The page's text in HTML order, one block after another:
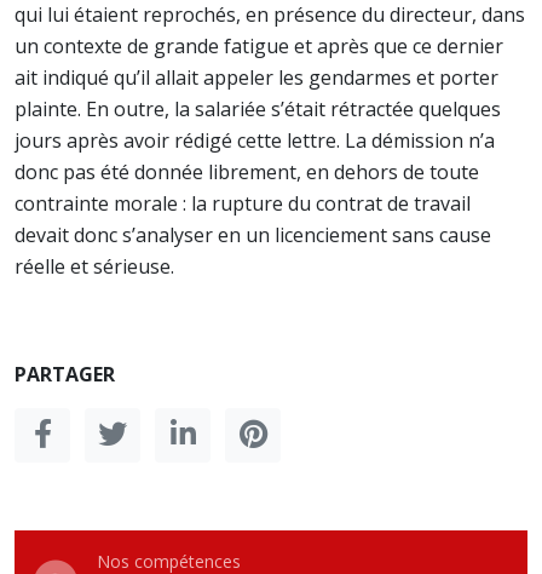
qui lui étaient reprochés, en présence du directeur, dans
un contexte de grande fatigue et après que ce dernier
ait indiqué qu’il allait appeler les gendarmes et porter
plainte. En outre, la salariée s’était rétractée quelques
jours après avoir rédigé cette lettre. La démission n’a
donc pas été donnée librement, en dehors de toute
contrainte morale : la rupture du contrat de travail
devait donc s’analyser en un licenciement sans cause
réelle et sérieuse.
PARTAGER
Nos compétences